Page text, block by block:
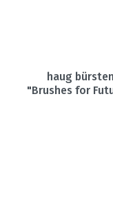
haug
"Brushes for